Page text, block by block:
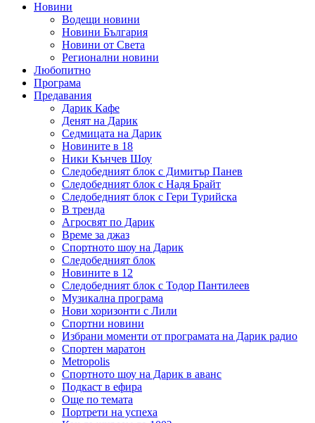
Новини
Водещи новини
Новини България
Новини от Света
Регионални новини
Любопитно
Програма
Предавания
Дарик Кафе
Денят на Дарик
Седмицата на Дарик
Новините в 18
Ники Кънчев Шоу
Следобедният блок с Димитър Панев
Следобедният блок с Надя Брайт
Следобедният блок с Гери Турийска
В тренда
Агросвят по Дарик
Време за джаз
Спортното шоу на Дарик
Следобедният блок
Новините в 12
Следобедният блок с Тодор Пантилеев
Музикална програма
Нови хоризонти с Лили
Спортни новини
Избрани моменти от програмата на Дарик радио
Спортен маратон
Metropolis
Спортното шоу на Дарик в аванс
Подкаст в ефира
Още по темата
Портрети на успеха